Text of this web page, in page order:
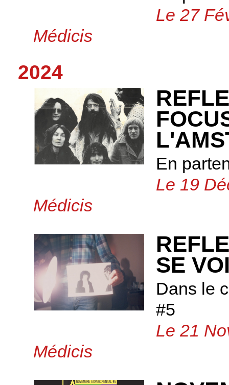
Le 27
Médicis
2024
En
Le 19
Médicis
SE
Dans le
#5
Le 21
Médicis